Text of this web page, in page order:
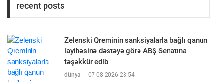
recent posts
Zelenski Qreminin sanksiyalarla bağlı qanun
layihəsinə dəstəyə görə ABŞ Senatına
təşəkkür edib
dünya - 07-08-2026 23:54